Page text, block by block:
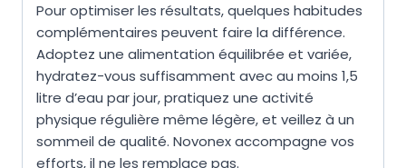
Pour optimiser les résultats, quelques habitudes
complémentaires peuvent faire la différence.
Adoptez une alimentation équilibrée et variée,
hydratez-vous suffisamment avec au moins 1,5
litre d’eau par jour, pratiquez une activité
physique régulière même légère, et veillez à un
sommeil de qualité. Novonex accompagne vos
efforts, il ne les remplace pas.